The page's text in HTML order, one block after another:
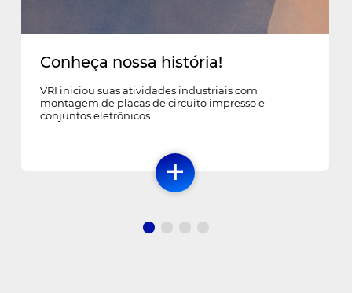
Conheça nossa história!
VRI iniciou suas atividades industriais com
montagem de placas de circuito impresso e
conjuntos eletrônicos
+